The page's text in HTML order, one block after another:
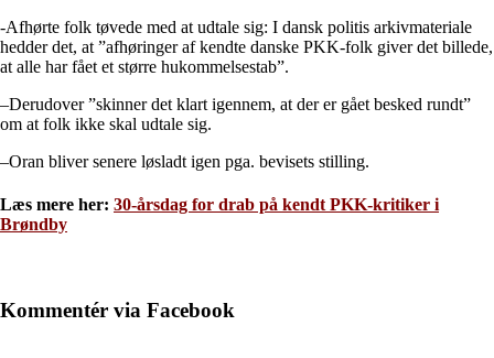
-Afhørte folk tøvede med at udtale sig: I dansk politis arkivmateriale
hedder det, at ”afhøringer af kendte danske PKK-folk giver det billede,
at alle har fået et større hukommelsestab”.
–Derudover ”skinner det klart igennem, at der er gået besked rundt”
om at folk ikke skal udtale sig.
–Oran bliver senere løsladt igen pga. bevisets stilling.
Læs mere her: 30-årsdag for drab på kendt PKK-kritiker i
Brøndby
Kommentér via Facebook